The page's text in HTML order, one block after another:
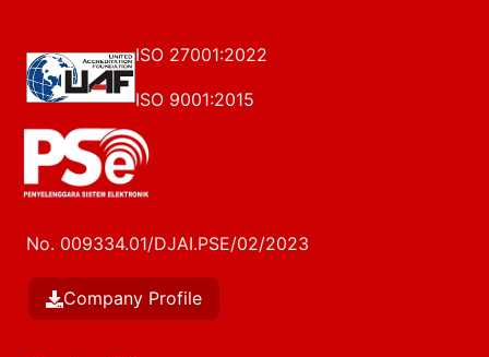
ISO 27001:2022
ISO 9001:2015
No. 009334.01/DJAI.PSE/02/2023
Company Profile